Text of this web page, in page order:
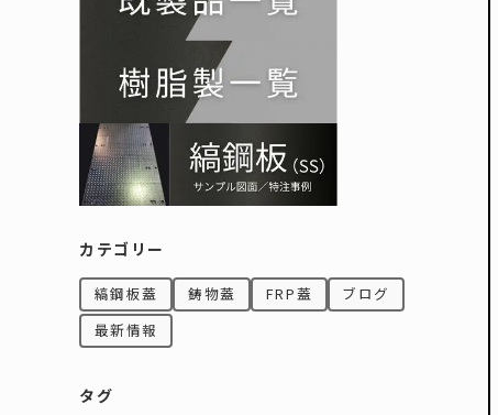
カテゴリー
縞鋼板蓋 鋳物蓋 FRP蓋
ブログ
最新情報
タグ